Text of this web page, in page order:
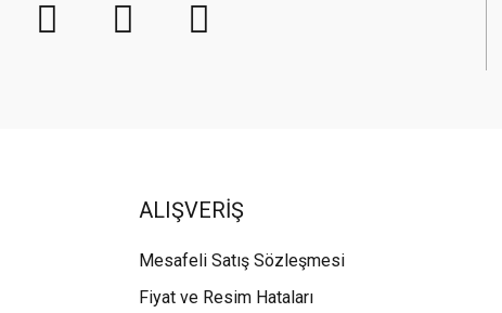
ALIŞVERİŞ
Mesafeli Satış Sözleşmesi
Fiyat ve Resim Hataları